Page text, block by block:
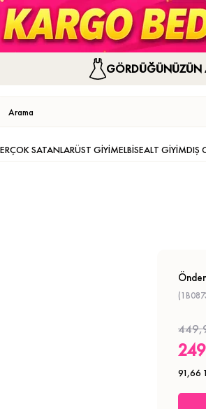
GÖRDÜĞÜNÜZÜN
ÇOK SATANLARÜST GİYİMELBİSEALT GİYİMDIŞ
91,66